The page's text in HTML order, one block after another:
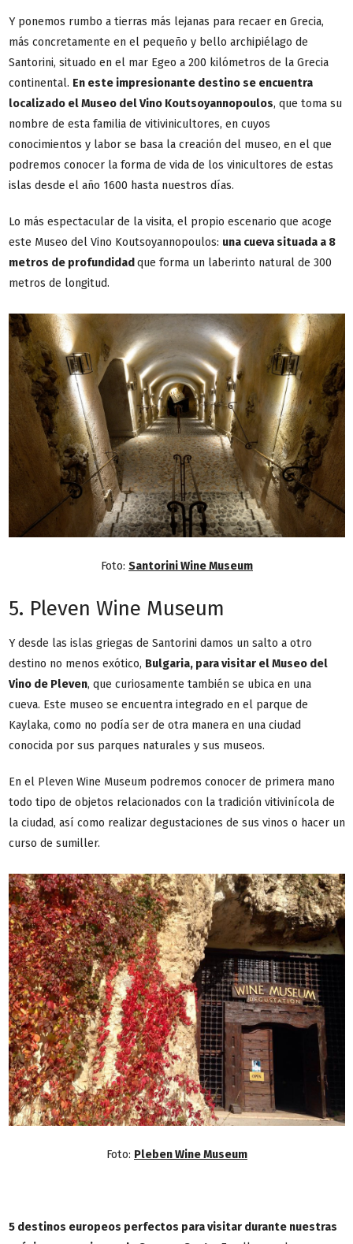
Y ponemos rumbo a tierras más lejanas para recaer en Grecia,
más concretamente en el pequeño y bello archipiélago de
Santorini, situado en el mar Egeo a 200 kilómetros de la Grecia
continental. En este impresionante destino se encuentra
localizado el Museo del Vino Koutsoyannopoulos, que toma su
nombre de esta familia de vitivinicultores, en cuyos
conocimientos y labor se basa la creación del museo, en el que
podremos conocer la forma de vida de los vinicultores de estas
islas desde el año 1600 hasta nuestros días.
Lo más espectacular de la visita, el propio escenario que acoge
este Museo del Vino Koutsoyannopoulos: una cueva situada a 8
metros de profundidad que forma un laberinto natural de 300
metros de longitud.
Foto: Santorini Wine Museum
5. Pleven Wine Museum
Y desde las islas griegas de Santorini damos un salto a otro
destino no menos exótico, Bulgaria, para visitar el Museo del
Vino de Pleven, que curiosamente también se ubica en una
cueva. Este museo se encuentra integrado en el parque de
Kaylaka, como no podía ser de otra manera en una ciudad
conocida por sus parques naturales y sus museos.
En el Pleven Wine Museum podremos conocer de primera mano
todo tipo de objetos relacionados con la tradición vitivinícola de
la ciudad, así como realizar degustaciones de sus vinos o hacer un
curso de sumiller.
Foto: Pleben Wine Museum
5 destinos europeos perfectos para visitar durante nuestras